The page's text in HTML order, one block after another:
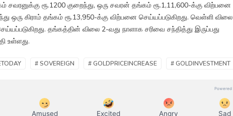
ரூ.1200 குறைந்து, ஒரு சவரன் தங்கம் ரூ.1,11,600-க்கு விற்பனை
ஒரு கிராம் தங்கம் ரூ.13,950-க்கு விற்பனை செய்யப்படுகிறது. வெள்ளி விலை
தங்கத்தின் விலை 2-வது நாளாக சரிவை சந்தித்து இருப்பது
உள்ளது.
# SOVEREIGN # GOLDPRICEINCREASE # GOLDINVESTMENT